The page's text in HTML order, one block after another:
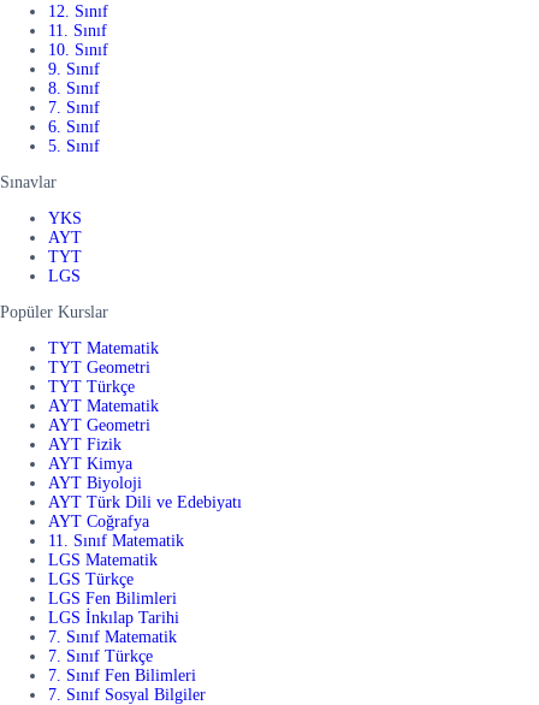
12. Sınıf
11. Sınıf
10. Sınıf
9. Sınıf
8. Sınıf
7. Sınıf
6. Sınıf
5. Sınıf
Sınavlar
YKS
AYT
TYT
LGS
Popüler Kurslar
TYT Matematik
TYT Geometri
TYT Türkçe
AYT Matematik
AYT Geometri
AYT Fizik
AYT Kimya
AYT Biyoloji
AYT Türk Dili ve Edebiyatı
AYT Coğrafya
11. Sınıf Matematik
LGS Matematik
LGS Türkçe
LGS Fen Bilimleri
LGS İnkılap Tarihi
7. Sınıf Matematik
7. Sınıf Türkçe
7. Sınıf Fen Bilimleri
7. Sınıf Sosyal Bilgiler